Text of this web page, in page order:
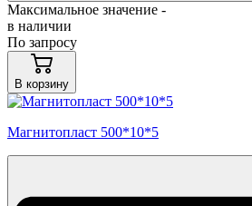
Максимальное значение -
в наличии
По запросу
В корзину
Магнитопласт 500*10*5